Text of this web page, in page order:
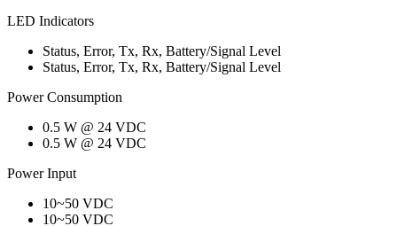
LED Indicators
Status, Error, Tx, Rx, Battery/Signal Level
Status, Error, Tx, Rx, Battery/Signal Level
Power Consumption
0.5 W @ 24 VDC
0.5 W @ 24 VDC
Power Input
10~50 VDC
10~50 VDC